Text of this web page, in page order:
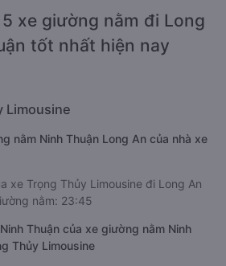
xe giường nằm đi Long
tốt nhất hiện nay
Limousine
nằm Ninh Thuận Long An của nhà xe
xe Trọng Thủy Limousine đi Long An
nằm: 23:45
Thuận của xe giường nằm Ninh
Thủy Limousine